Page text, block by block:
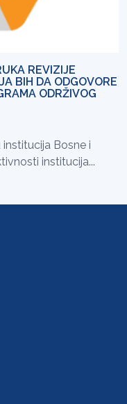
REVIZIJE
BIH DA ODGOVORE
ODRŽIVOG
institucija Bosne i
institucija...